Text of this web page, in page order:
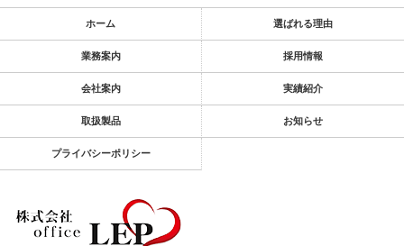
ホーム 選ばれる理由
業務案内 採用情報
会社案内 実績紹介
取扱製品 お知らせ
プライバシーポリシー